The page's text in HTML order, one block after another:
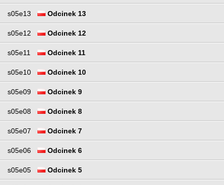
s05e13 Odcinek 13
s05e12 Odcinek 12
s05e11 Odcinek 11
s05e10 Odcinek 10
s05e09 Odcinek 9
s05e08 Odcinek 8
s05e07 Odcinek 7
s05e06 Odcinek 6
s05e05 Odcinek 5